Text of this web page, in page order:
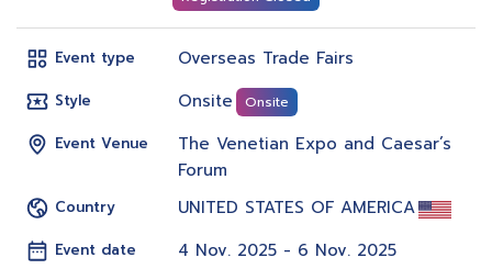
Event type Overseas Trade Fairs
Style Onsite Onsite
Event Venue
The Venetian Expo and Caesar’s
Forum
Country UNITED STATES OF AMERICA
Event date 4 Nov. 2025 - 6 Nov. 2025